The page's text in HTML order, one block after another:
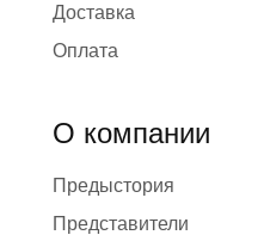
Доставка
Оплата
О компании
Предыстория
Представители